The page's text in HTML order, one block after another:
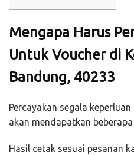
Mengapa Harus
Untuk Voucher di
Bandung, 40233
Percayakan segala
akan mendapatkan
Hasil cetak sesuai pesanan